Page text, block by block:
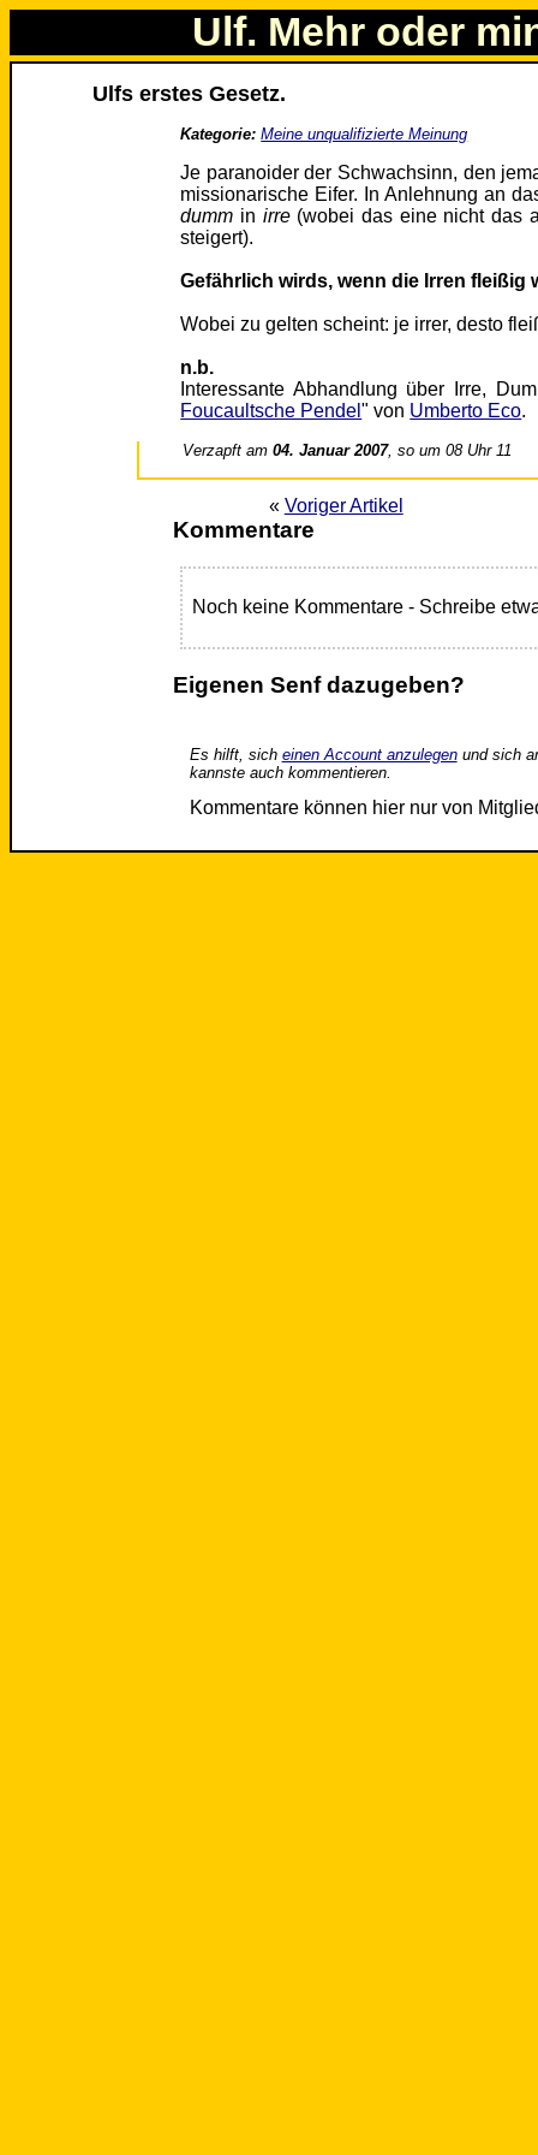
Ulf. Mehr oder
Ulfs erstes Gesetz.
Kategorie: Meine unqualifizierte Meinung
Je paranoider der Schwachsinn, den
missionarische Eifer. In Anlehnung an
dumm in irre(wobei das eine nicht das
steigert).
Gefährlich wirds, wenn die Irren fleißig
Wobei zu gelten scheint: je irrer, desto
n.b.
Interessante Abhandlung über Irre,
Foucaultsche Pendel" von Umberto Eco.
Verzapft am04. Januar 2007, so um 08 Uhr 11
« Voriger Artikel
Kommentare
Noch keine Kommentare - Schreibe
Eigenen Senf dazugeben?
Es hilft, sich einen Account anzulegenund sich
kannste auch kommentieren.
Kommentare können hier nur von